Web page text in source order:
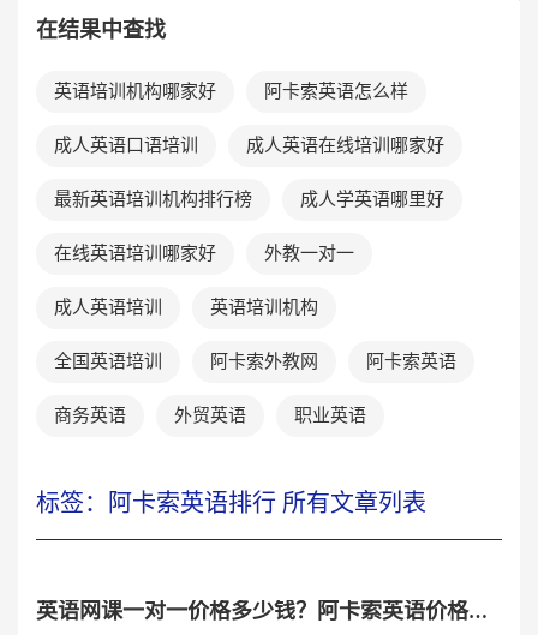
在结果中查找
英语培训机构哪家好 阿卡索英语怎么样
成人英语口语培训 成人英语在线培训哪家好
最新英语培训机构排行榜 成人学英语哪里好
在线英语培训哪家好 外教一对一
成人英语培训 英语培训机构
全国英语培训 阿卡索外教网 阿卡索英语
商务英语 外贸英语 职业英语
标签：阿卡索英语排行 所有文章列表
英语网课一对一价格多少钱？阿卡索英语价格是多少？